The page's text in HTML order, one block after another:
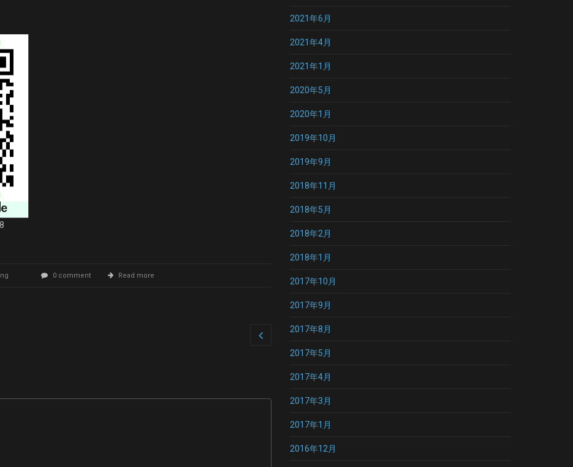
0 comment Read more
2021年6月
2021年4月
2021年1月
2020年5月
2020年1月
2019年10月
2019年9月
2018年11月
2018年5月
2018年2月
2018年1月
2017年10月
2017年9月
2017年8月
2017年5月
2017年4月
2017年3月
2017年1月
2016年12月